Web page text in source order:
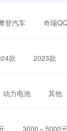
登汽车 奇瑞
款 2023款
动力电池 其他
3000～5000